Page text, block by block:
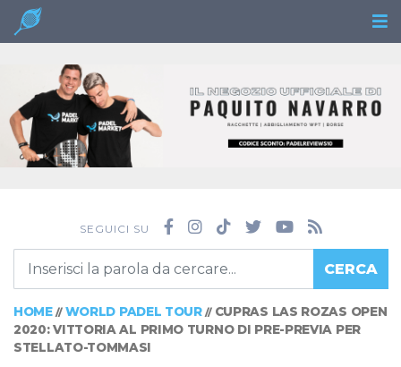
SEGUICI SU
CERCA
HOME// WORLD PADEL TOUR// CUPRAS LAS ROZAS OPEN
2020: VITTORIA AL PRIMO TURNO DI PRE-PREVIA PER
STELLATO-TOMMASI